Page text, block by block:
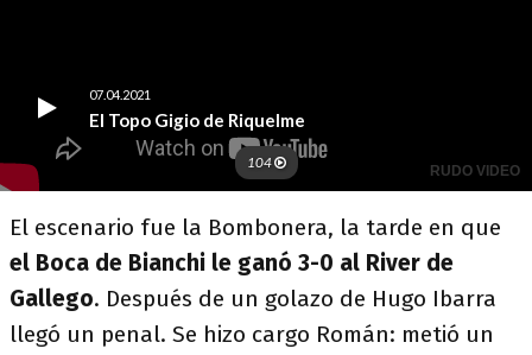
El escenario fue la Bombonera, la tarde en que
el Boca de Bianchi le ganó 3-0 al River de
Gallego. Después de un golazo de Hugo Ibarra
llegó un penal. Se hizo cargo Román: metió un